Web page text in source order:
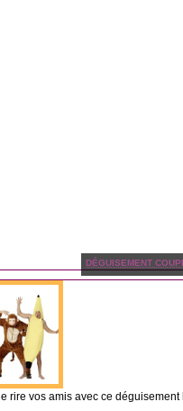
DÉGUISEMENT
rire vos amis avec ce